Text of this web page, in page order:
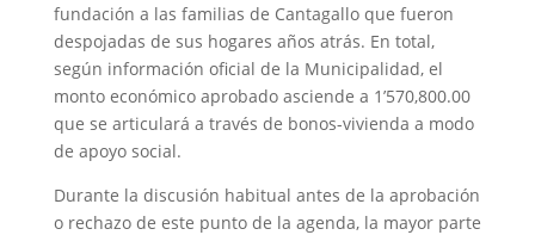
fundación a las familias de Cantagallo que fueron
despojadas de sus hogares años atrás. En total,
según información oficial de la Municipalidad, el
monto económico aprobado asciende a 1’570,800.00
que se articulará a través de bonos-vivienda a modo
de apoyo social.
Durante la discusión habitual antes de la aprobación
o rechazo de este punto de la agenda, la mayor parte